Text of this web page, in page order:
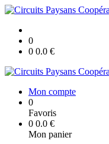
0
0 0.0 €
Mon compte
0
Favoris
0 0.0 €
Mon panier